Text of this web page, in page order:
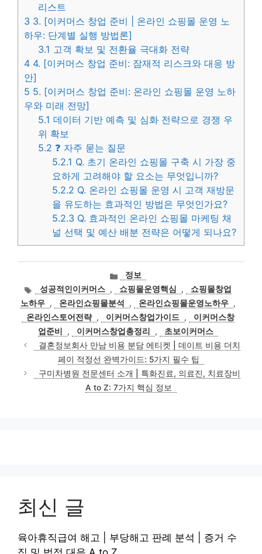
리스트
3 3. [이커머스 창업 준비 | 온라인 쇼핑몰 운영 노
하우: 단계별 실행 방법론]
3.1 고객 확보 및 전환율 극대화 전략
4 4. [이커머스 창업 준비: 잠재적 리스크와 대응 방
안]
5 5. [이커머스 창업 준비: 온라인 쇼핑몰 운영 노하
우와 미래 전망]
5.1 데이터 기반 예측 및 심화 전략으로 경쟁 우
위 확보
5.2 ❓ 자주 묻는 질문
5.2.1 Q. 초기 온라인 쇼핑몰 구축 시 가장 중
요하게 고려해야 할 요소는 무엇입니까?
5.2.2 Q. 온라인 쇼핑몰 운영 시 고객 재방문
을 유도하는 효과적인 방법은 무엇인가요?
5.2.3 Q. 효과적인 온라인 쇼핑몰 마케팅 채
널 선택 및 예산 배분 전략은 어떻게 되나요?
카
테
고
리
정보
태
그
성공적인이커머스 , 쇼핑몰운영핵심 ,
쇼핑몰창업
노하우 , 온라인쇼핑몰분석 , 온라인쇼핑몰운영노하우 ,
온라인스토어전략 , 이커머스창업가이드 ,
이커머스창
업준비
, 이커머스창업총정리 ,
초보이커머스
결혼정보회사 만남 비용 분담 에티켓 | 데이트 비용 더치
페이 적정선 완벽가이드: 5가지 필수 팁
구미차병원 전문센터 소개 | 특화진료, 의료진, 치료장비
A to Z: 7가지 핵심 정보
최신 글
육아휴직급여 해고 | 부당해고 판례 분석 | 증거 수